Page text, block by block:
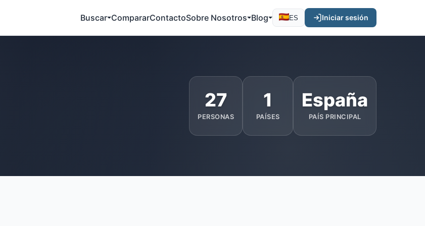
Buscar CompararContactoSobre Nosotros Blog ES Iniciar sesión
27
PERSONAS
1
PAÍSES
España
PAÍS PRINCIPAL